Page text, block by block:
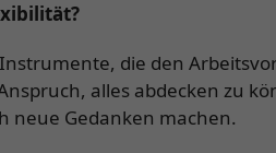
die den
alles abdecken zu
neue Gedanken machen.